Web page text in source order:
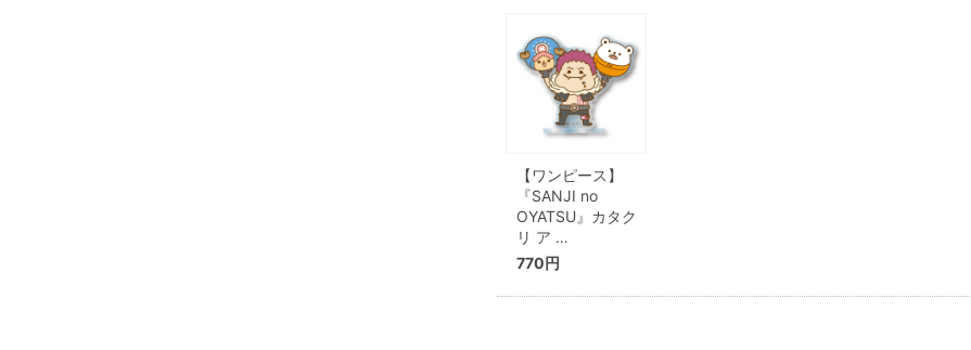
【ワンピース】
『SANJI no
OYATSU』カタク
リ ア …
770円